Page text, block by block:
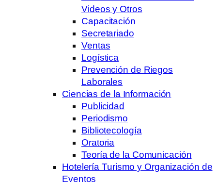
Videos y Otros
Capacitación
Secretariado
Ventas
Logística
Prevención de Riegos
Laborales
Ciencias de la Información
Publicidad
Periodismo
Bibliotecología
Oratoria
Teoría de la Comunicación
Hotelería Turismo y Organización de
Eventos